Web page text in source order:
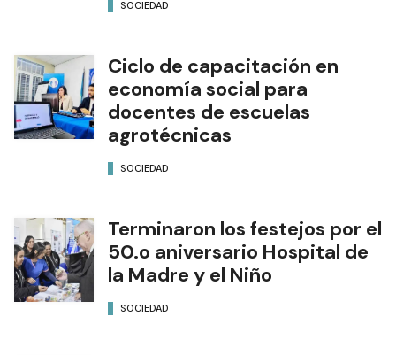
SOCIEDAD
Ciclo de capacitación en
economía social para
docentes de escuelas
agrotécnicas
SOCIEDAD
Terminaron los festejos por el
50.o aniversario Hospital de
la Madre y el Niño
SOCIEDAD